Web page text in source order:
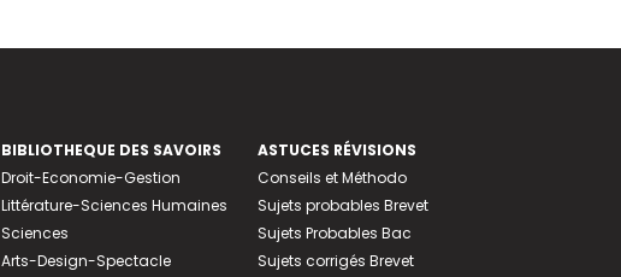
BIBLIOTHEQUE DES SAVOIRS
Droit-Economie-Gestion
Littérature-Sciences Humaines
Sciences
Arts-Design-Spectacle
ASTUCES RÉVISIONS
Conseils et Méthodo
Sujets probables Brevet
Sujets Probables Bac
Sujets corrigés Brevet